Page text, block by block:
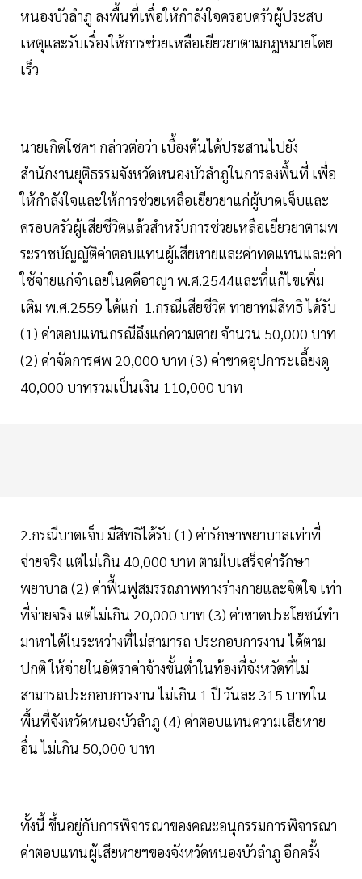
หนองบัวลำภู ลงพื้นที่เพื่อให้กำลังใจครอบครัวผู้ประสบ
เหตุและรับเรื่องให้การช่วยเหลือเยียวยาตามกฎหมายโดย
เร็ว
นายเกิดโชคฯ กล่าวต่อว่า เบื้องต้นได้ประสานไปยัง
สำนักงานยุติธรรมจังหวัดหนองบัวลำภูในการลงพื้นที่ เพื่อ
ให้กำลังใจและให้การช่วยเหลือเยียวยาแก่ผู้บาดเจ็บและ
ครอบครัวผู้เสียชีวิตแล้วสำหรับการช่วยเหลือเยียวยาตามพ
ระราชบัญญัติค่าตอบแทนผู้เสียหายและค่าทดแทนและค่า
ใช้จ่ายแก่จำเลยในคดีอาญา พ.ศ.2544และที่แก้ไขเพิ่ม
เติม พ.ศ.2559 ได้แก่ 1.กรณีเสียชีวิต ทายาทมีสิทธิ ได้รับ
(1) ค่าตอบแทนกรณีถึงแก่ความตาย จำนวน 50,000 บาท
(2)​ ค่าจัดการศพ 20,000 บาท (3) ค่าขาดอุปการะเลี้ยงดู
40,000 บาทรวมเป็นเงิน 110,000 บาท
2.กรณีบาดเจ็บ มีสิทธิได้รับ (1) ค่ารักษาพยาบาลเท่าที่
จ่ายจริง แต่ไม่เกิน 40,000 บาท ตามใบเสร็จค่ารักษา
พยาบาล (2) ค่าฟื้นฟูสมรรถภาพทางร่างกายและจิตใจ เท่า
ที่จ่ายจริง แต่ไม่เกิน 20,000 บาท (3) ค่าขาดประโยชน์ทำ
มาหาได้ในระหว่างที่ไม่สามารถ ประกอบการงาน ได้ตาม
ปกติ ให้จ่ายในอัตราค่าจ้างขั้นต่ำในท้องที่จังหวัดที่ไม่
สามารถประกอบการงาน ไม่เกิน 1 ปี วันละ 315 บาทใน
พื้นที่จังหวัดหนองบัวลำภู (4) ค่าตอบแทนความเสียหาย
อื่น ไม่เกิน 50,000 บาท
ทั้งนี้ ขึ้นอยู่กับการพิจารณาของคณะอนุกรรมการพิจารณา
ค่าตอบแทนผู้เสียหายฯของจังหวัดหนองบัวลำภู อีกครั้ง